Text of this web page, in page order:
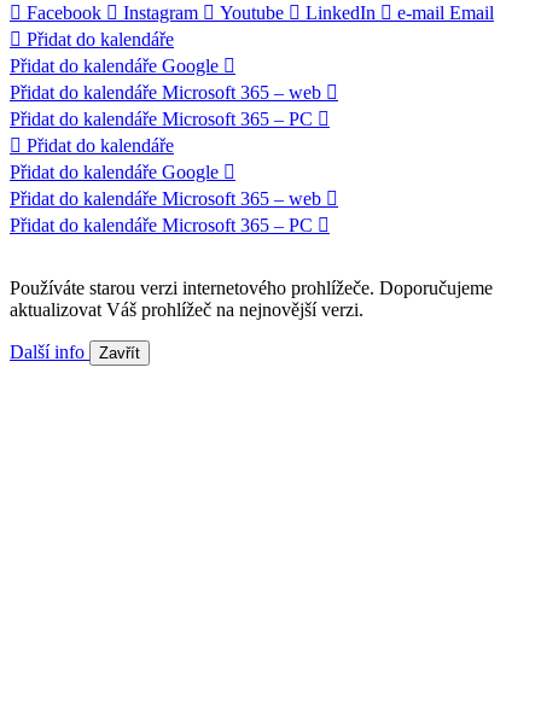
Facebook
Instagram Youtube LinkedIn e-mail Email
Přidat do kalendáře
Přidat do kalendáře Google
Přidat do kalendáře Microsoft 365 – web
Přidat do kalendáře Microsoft 365 – PC
Přidat do kalendáře
Přidat do kalendáře Google
Přidat do kalendáře Microsoft 365 – web
Přidat do kalendáře Microsoft 365 – PC
Používáte starou verzi internetového prohlížeče. Doporučujeme
aktualizovat Váš prohlížeč na nejnovější verzi.
Další info Zavřít